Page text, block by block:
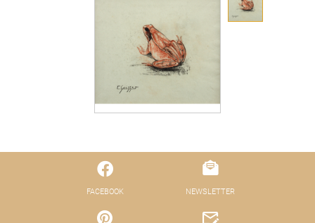
FACEBOOK NEWSLETTER